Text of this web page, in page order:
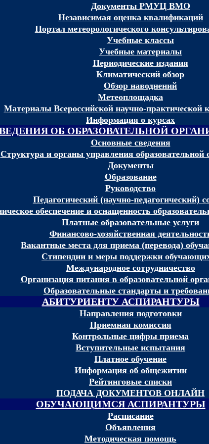
Документы РМУЦ ВМО
Независимая оценка квалификаций
Портал метеорологического
Учебные классы
Учебные материалы
Периодические издания
Климатический обзор
Обзор наводнений
Метеоплощадка
Материалы Всероссийской научно-практической
Информация о курсах
ОБ ОБРАЗОВАТЕЛЬНОЙ
Основные сведения
Структура и органы управления образовательной
Документы
Образование
Руководство
Педагогический (научно-педагогический)
обеспечение и оснащенность
Платные образовательные услуги
Финансово-хозяйственная
Вакантные места для приема (перевода)
Стипендии и меры поддержки
Международное сотрудничество
Организация питания в образовательной
Образовательные стандарты и
АБИТУРИЕНТУ АСПИРАНТУРЫ
Направления подготовки
Приемная комиссия
Контрольные цифры приема
Вступительные испытания
Платное обучение
Информация об общежитии
Рейтинговые списки
ПОДАЧА ДОКУМЕНТОВ ОНЛАЙН
ОБУЧАЮЩИМСЯ АСПИРАНТУРЫ
Расписание
Объявления
Методическая помощь